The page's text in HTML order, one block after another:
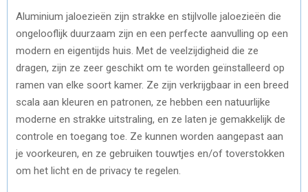
Aluminium jaloezieën zijn strakke en stijlvolle jaloezieën die
ongelooflijk duurzaam zijn en een perfecte aanvulling op een
modern en eigentijds huis. Met de veelzijdigheid die ze
dragen, zijn ze zeer geschikt om te worden geïnstalleerd op
ramen van elke soort kamer. Ze zijn verkrijgbaar in een breed
scala aan kleuren en patronen, ze hebben een natuurlijke
moderne en strakke uitstraling, en ze laten je gemakkelijk de
controle en toegang toe. Ze kunnen worden aangepast aan
je voorkeuren, en ze gebruiken touwtjes en/of toverstokken
om het licht en de privacy te regelen.